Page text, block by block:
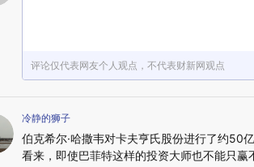
评论仅代表网友个人观点，不代表财新网观点
冷静的狮子
伯克希尔·哈撒韦对卡夫亨氏股份进行了约50
看来，即使巴菲特这样的投资大师也不能只